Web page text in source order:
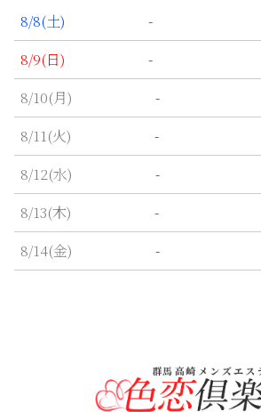
8/8(土)
-
8/9(日)
-
8/10(月)
-
8/11(火)
-
8/12(水)
-
8/13(木)
-
8/14(金) -